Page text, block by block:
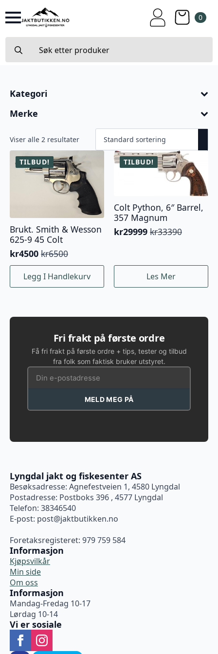
0
for:
Kategori
Merke
Viser alle 2 resultater
TILBUD!
Brukt. Smith & Wesson
625-9 45 Colt
kr6500
Opprinnelig
pris
var:
kr6500.
kr4500
Nåværende
pris
kr4500.
Legg I Handlekurv
TILBUD!
Colt Python, 6″ Barrel,
357 Magnum
kr33390
Opprinnelig
kr33390.
kr29999
Nåværende
kr29999.
Les Mer
Fri frakt på første ordre
Få fri frakt på første ordre + tips, tester og tilbud
fra folk som faktisk bruker utstyret.
MELD MEG PÅ
Lyngdal jakt og fiskesenter AS
Besøksadresse: Agnefestveien 1, 4580 Lyngdal
Postadresse: Postboks 396 , 4577 Lyngdal
Telefon: 38346540
E-post: post@jaktbutikken.no
Foretaksregisteret: 979 759 584
Informasjon
Kjøpsvilkår
Min side
Om oss
Informasjon
Mandag-Fredag 10-17
Lørdag 10-14
Vi er sosiale